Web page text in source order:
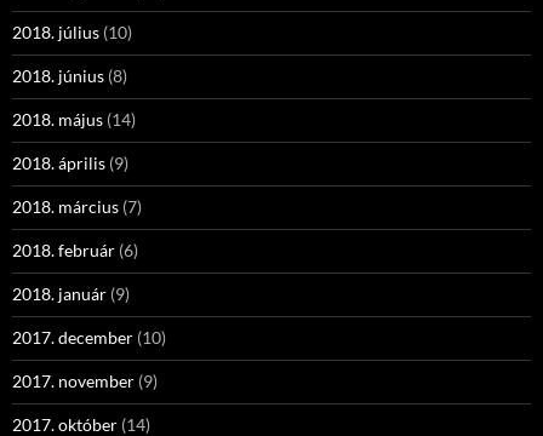
2018. július (10)
2018. június (8)
2018. május (14)
2018. április (9)
2018. március (7)
2018. február (6)
2018. január (9)
2017. december (10)
2017. november (9)
2017. október (14)